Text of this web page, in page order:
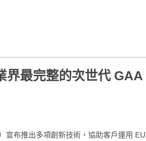
界最完整的次世代
宣布推出多項創新技術，協助客戶運用